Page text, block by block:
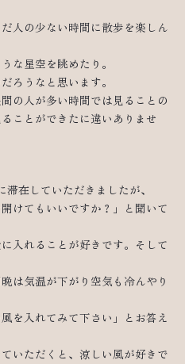
人の少ない時間に散歩を楽しん
な星空を眺めたり。
ろうなと思います。
の人が多い時間では見ることの
ことができたに違いありませ
在していただきましたが、
けてもいいですか？」と聞いて
入れることが好きです。そして
は気温が下がり空気も冷んやり
を入れてみて下さい」とお答え
いただくと、涼しい風が好きで